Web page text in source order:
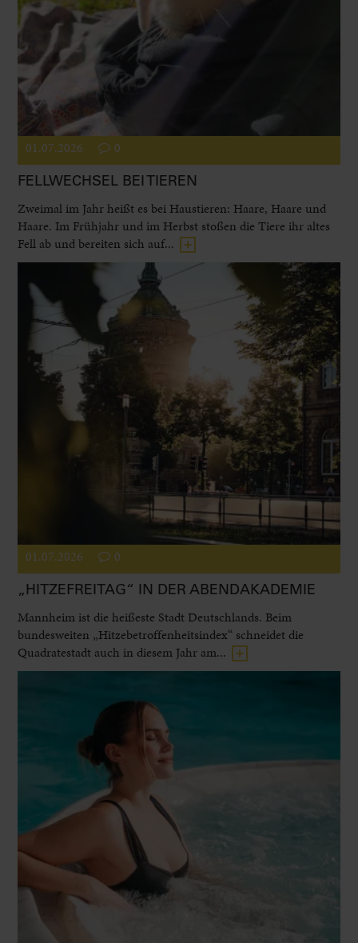
01.07.2026 0
FELLWECHSEL BEI TIEREN
Zweimal im Jahr heißt es bei Haustieren: Haare, Haare und
Haare. Im Frühjahr und im Herbst stoßen die Tiere ihr altes
Fell ab und bereiten sich auf...
01.07.2026 0
„HITZEFREITAG“ IN DER ABENDAKADEMIE
Mannheim ist die heißeste Stadt Deutschlands. Beim
bundesweiten „Hitzebetroffenheitsindex“ schneidet die
Quadratestadt auch in diesem Jahr am...